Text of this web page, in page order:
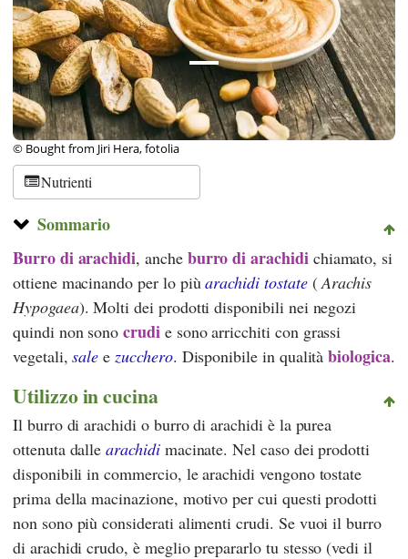
© Bought from Jiri Hera, fotolia
Nutrienti
Sommario
Burro di arachidi, anche burro di arachidi chiamato, si
ottiene macinando per lo piùarachidi tostate(Arachis
Hypogaea). Molti dei prodotti disponibili nei negozi
quindi non sonocrudi e sono arricchiti con grassi
vegetali,sale ezucchero. Disponibile in qualitàbiologica.
Utilizzo in cucina
Il burro di arachidi o burro di arachidi è la purea
ottenuta dallearachidimacinate. Nel caso dei prodotti
disponibili in commercio, le arachidi vengono tostate
prima della macinazione, motivo per cui questi prodotti
non sono più considerati alimenti crudi. Se vuoi il burro
di arachidi crudo, è meglio prepararlo tu stesso (vedi il